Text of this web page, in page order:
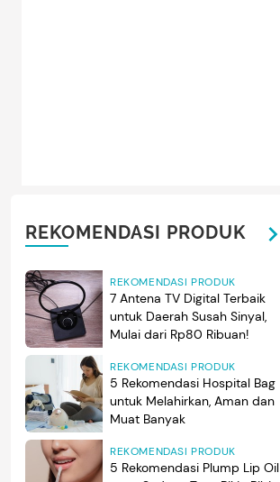
REKOMENDASI PRODUK
REKOMENDASI PRODUK
7 Antena TV Digital Terbaik
untuk Daerah Susah Sinyal,
Mulai dari Rp80 Ribuan!
REKOMENDASI PRODUK
5 Rekomendasi Hospital Bag
untuk Melahirkan, Aman dan
Muat Banyak
REKOMENDASI PRODUK
5 Rekomendasi Plump Lip Oil